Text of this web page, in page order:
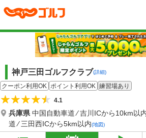
神戸三田ゴルフクラブ(詳細)
クーポン利用OK ポイント利用OK 練習場あり
4.1
兵庫県中国自動車道 ⁄ 吉川ICから10km以
道 ⁄ 三田西ICから5km以内(地図)